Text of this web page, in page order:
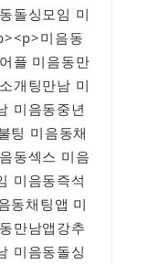
돌싱모임 미
미음동
플 미음동만
개팅만남 미
미음동중년
팅 미음동채
동섹스 미음
미음동즉석
동채팅앱 미
만남앱강추
미음동돌싱